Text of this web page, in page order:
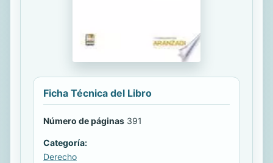
Ficha Técnica del Libro
Número de páginas 391
Categoría:
Derecho